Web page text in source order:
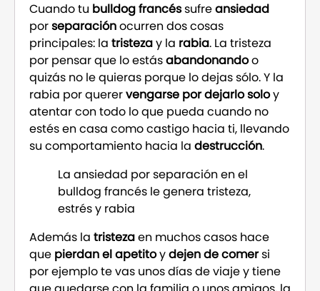
Cuando tu bulldog francéssufreansiedad
porseparaciónocurren dos cosas
principales: la tristezay la rabia. La tristeza
por pensar que lo estásabandonandoo
quizás no le quieras porque lo dejas sólo. Y la
rabia por querervengarse por dejarlo soloy
atentar con todo lo que pueda cuando no
estés en casa como castigo hacia ti, llevando
su comportamiento hacia la destrucción.
La ansiedad por separación en el
bulldog francés le genera tristeza,
estrés y rabia
Además la tristezaen muchos casos hace
que pierdan el apetitoydejen de comersi
por ejemplo te vas unos días de viaje y tiene